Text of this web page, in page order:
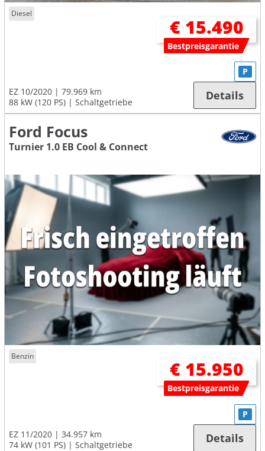
Diesel
€ 15.490
Bestpreisgarantie
EZ 10/2020
79.969 km
88 kW (120 PS)
Schaltgetriebe
P
Details
Ford Focus
Turnier 1.0 EB Cool & Connect
Benzin
€ 15.950
Bestpreisgarantie
EZ 11/2020
34.957 km
74 kW (101 PS)
Schaltgetriebe
P
Details